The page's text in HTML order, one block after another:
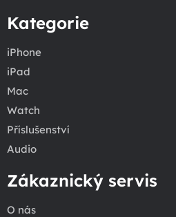
Kategorie
iPhone
iPad
Mac
Watch
Příslušenství
Audio
Zákaznický servis
O nás